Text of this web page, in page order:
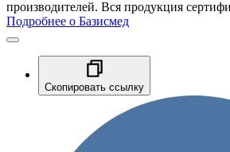
производителей. Вся продукция
Подробнее о Базисмед
Скопировать ссылку